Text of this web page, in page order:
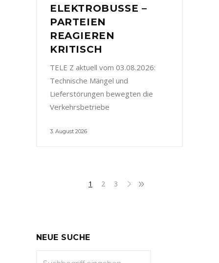
ELEKTROBUSSE –
PARTEIEN
REAGIEREN
KRITISCH
TELE Z aktuell vom 03.08.2026:
Technische Mängel und
Lieferstörungen bewegten die
Verkehrsbetriebe
3. August 2026
1 2 3
NEUE SUCHE